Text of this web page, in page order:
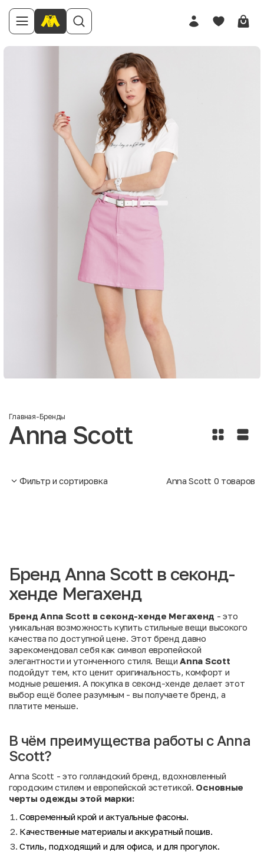
Главная-Бренды
Anna Scott
Фильтр и сортировка Anna Scott 0 товаров
Бренд Anna Scott в секонд-
хенде Мегахенд
Бренд Anna Scott в секонд-хенде Мегахенд - это
уникальная возможность купить стильные вещи высокого
качества по доступной цене. Этот бренд давно
зарекомендовал себя как символ европейской
элегантности и утонченного стиля. Вещи Anna Scott
подойдут тем, кто ценит оригинальность, комфорт и
модные решения. А покупка в секонд-хенде делает этот
выбор ещё более разумным - вы получаете бренд, а
платите меньше.
В чём преимущества работы с Anna
Scott?
Anna Scott - это голландский бренд, вдохновленный
городским стилем и европейской эстетикой. Основные
черты одежды этой марки:
Современный крой и актуальные фасоны.
Качественные материалы и аккуратный пошив.
Стиль, подходящий и для офиса, и для прогулок.